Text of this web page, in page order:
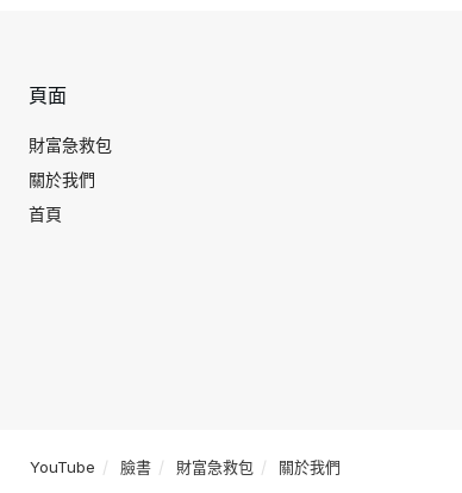
頁面
財富急救包
關於我們
首頁
YouTube 臉書 財富急救包 關於我們